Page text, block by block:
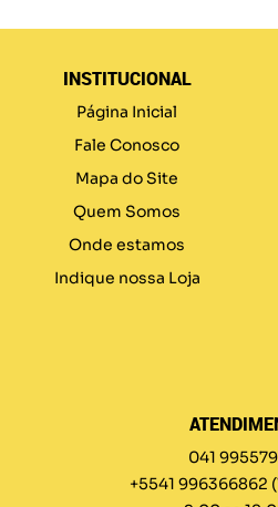
INSTITUCIONAL
Página Inicial
Fale Conosco
Mapa do Site
Quem Somos
Onde estamos
Indique nossa Loja
041
+5541 996366862